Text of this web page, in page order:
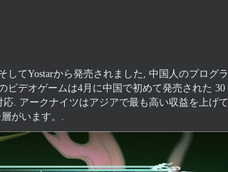
てYostarから発売されました, 中国人のプログラ
デオゲームは4月に中国で初めて発売された 30
. アークナイツはアジアで最も高い収益を上げて
がいます。.